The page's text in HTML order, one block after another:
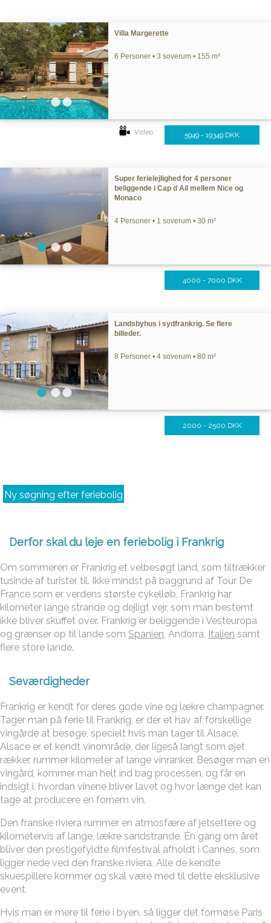
Villa Margerette
6 Personer • 3 soverum • 155 m²
Video 5949 - 19349 DKK
Super ferielejlighed for 4 personer
beliggende i Cap d Ail mellem Nice og
Monaco
4 Personer • 1 soverum • 30 m²
4000 - 7000 DKK
Landsbyhus i sydfrankrig. Se flere
billeder.
8 Personer • 4 soverum • 80 m²
2000 - 2500 DKK
Ny søgning efter feriebolig
Derfor skal du leje en feriebolig i Frankrig
Om sommeren er Frankrig et velbesøgt land, som tiltrækker
tusinde af turister til. Ikke mindst på baggrund af Tour De
France som er verdens største cykelløb. Frankrig har
kilometer lange strande og dejligt vejr, som man bestemt
ikke bliver skuffet over. Frankrig er beliggende i Vesteuropa
og grænser op til lande som Spanien, Andorra, Italien samt
flere store lande.
Seværdigheder
Frankrig er kendt for deres gode vine og lækre champagner.
Tager man på ferie til Frankrig, er der et hav af forskellige
vingårde at besøge, specielt hvis man tager til Alsace.
Alsace er et kendt vinområde, der ligeså langt som øjet
rækker, rummer kilometer af lange vinranker. Besøger man en
vingård, kommer man helt ind bag processen, og får en
indsigt i, hvordan vinene bliver lavet og hvor længe det kan
tage at producere en fornem vin.
Den franske riviera rummer en atmosfære af jetsettere og
kilometervis af lange, lækre sandstrande. Én gang om året
bliver den prestigefyldte filmfestival afholdt i Cannes, som
ligger nede ved den franske riviera. Alle de kendte
skuespillere kommer og skal være med til dette eksklusive
event.
Hvis man er mere til ferie i byen, så ligger det formøse Paris